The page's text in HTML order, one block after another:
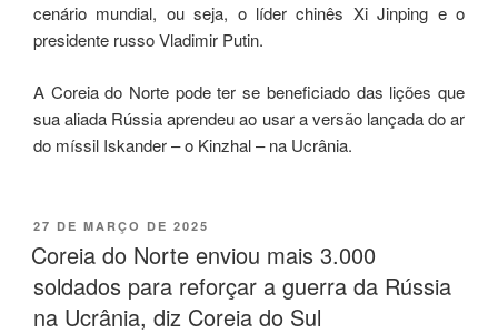
cenário mundial, ou seja, o líder chinês Xi Jinping e o
presidente russo Vladimir Putin.
A Coreia do Norte pode ter se beneficiado das lições que
sua aliada Rússia aprendeu ao usar a versão lançada do ar
do míssil Iskander – o Kinzhal – na Ucrânia.
27 DE MARÇO DE 2025
Coreia do Norte enviou mais 3.000
soldados para reforçar a guerra da Rússia
na Ucrânia, diz Coreia do Sul